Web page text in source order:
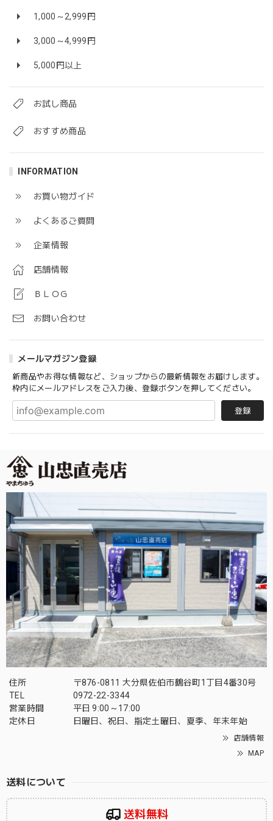
1,000～2,999円
3,000～4,999円
5,000円以上
お試し商品
おすすめ商品
INFORMATION
お買い物ガイド
よくあるご質問
企業情報
店舗情報
ＢＬＯＧ
お問い合わせ
メールマガジン登録
新商品やお得な情報など、ショップからの最新情報をお届けします。
枠内にメールアドレスをご入力後、登録ボタンを押してください。
登録
住所
〒876-0811 大分県佐伯市鶴谷町1丁目4番30号
TEL
0972-22-3344
営業時間
平日 9:00～17:00
定休日
日曜日、祝日、指定土曜日、夏季、年末年始
店舗情報
MAP
送料について
送料無料